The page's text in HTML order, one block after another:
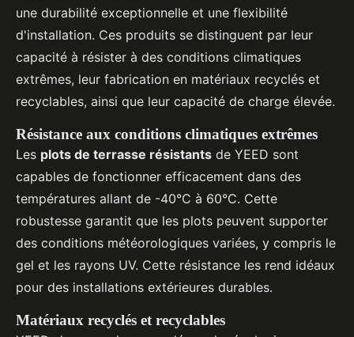
une durabilité exceptionnelle et une flexibilité
d'installation. Ces produits se distinguent par leur
capacité à résister à des conditions climatiques
extrêmes, leur fabrication en matériaux recyclés et
recyclables, ainsi que leur capacité de charge élevée.
Résistance aux conditions climatiques extrêmes
Les plots de terrasse résistants de YEED sont
capables de fonctionner efficacement dans des
températures allant de -40°C à 60°C. Cette
robustesse garantit que les plots peuvent supporter
des conditions météorologiques variées, y compris le
gel et les rayons UV. Cette résistance les rend idéaux
pour des installations extérieures durables.
Matériaux recyclés et recyclables